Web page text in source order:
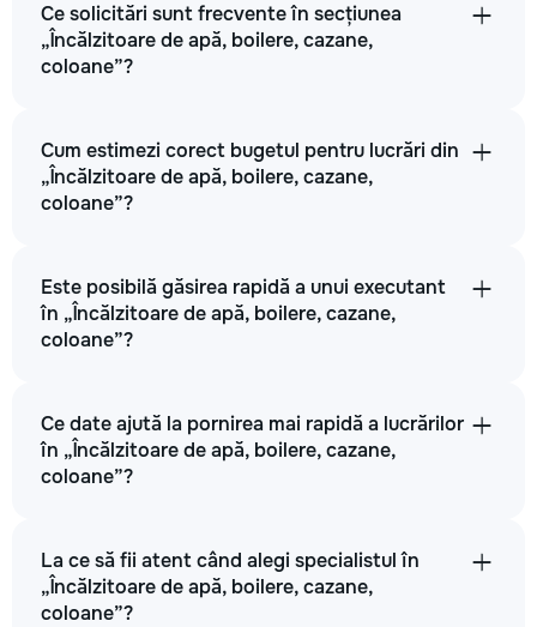
Ce solicitări sunt frecvente în secțiunea
„Încălzitoare de apă, boilere, cazane,
coloane”?
Cum estimezi corect bugetul pentru lucrări din
„Încălzitoare de apă, boilere, cazane,
coloane”?
Este posibilă găsirea rapidă a unui executant
în „Încălzitoare de apă, boilere, cazane,
coloane”?
Ce date ajută la pornirea mai rapidă a lucrărilor
în „Încălzitoare de apă, boilere, cazane,
coloane”?
La ce să fii atent când alegi specialistul în
„Încălzitoare de apă, boilere, cazane,
coloane”?